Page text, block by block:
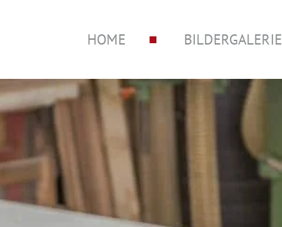
HOME BILDERGALERIE